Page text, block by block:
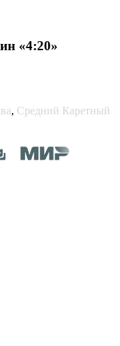
«4:20»
, Средний Каретный